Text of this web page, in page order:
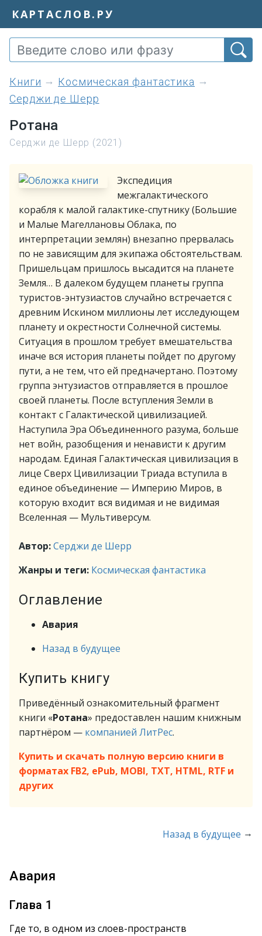
КАРТАСЛОВ.РУ
книги
Космическая фантастика
Серджи де Шерр
Ротана
Серджи де Шерр (2021)
Экспедиция
межгалактического
корабля к малой галактике-спутнику (Большие
и Малые Магеллановы Облака, по
интерпретации землян) внезапно прервалась
по не зависящим для экипажа обстоятельствам.
Пришельцам пришлось высадится на планете
Земля… В далеком будущем планеты группа
туристов-энтузиастов случайно встречается с
древним Искином миллионы лет исследующем
планету и окрестности Солнечной системы.
Ситуация в прошлом требует вмешательства
иначе вся история планеты пойдет по другому
пути, а не тем, что ей предначертано. Поэтому
группа энтузиастов отправляется в прошлое
своей планеты. После вступления Земли в
контакт с Галактической цивилизацией.
Наступила Эра Объединенного разума, больше
нет войн, разобщения и ненависти к другим
народам. Единая Галактическая цивилизация в
лице Сверх Цивилизации Триада вступила в
единое объединение — Империю Миров, в
которую входит вся видимая и не видимая
Вселенная — Мультиверсум.
Автор:Серджи де Шерр
Жанры и теги: Космическая фантастика
Оглавление
Авария
Назад в будущее
Купить книгу
Приведённый ознакомительный фрагмент
книги «Ротана» предоставлен нашим книжным
партнёром — компанией ЛитРес.
Купить и скачать полную версию книги в
форматах FB2, ePub, MOBI, TXT, HTML, RTF и
других
Назад в будущее →
Авария
Глава 1
Где то, в одном из слоев-пространств